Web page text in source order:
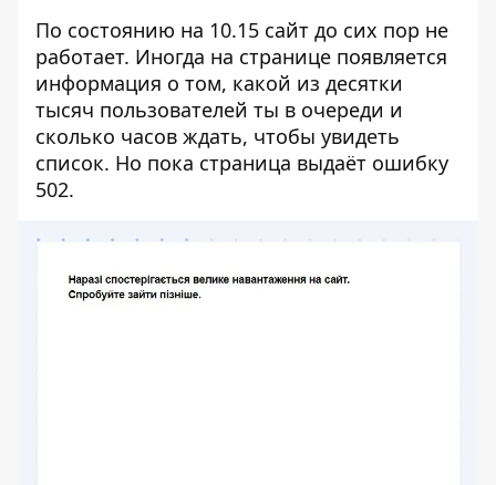
По состоянию на 10.15 сайт до сих пор не
работает. Иногда на странице появляется
информация о том, какой из десятки
тысяч пользователей ты в очереди и
сколько часов ждать, чтобы увидеть
список. Но пока страница выдаёт ошибку
502.